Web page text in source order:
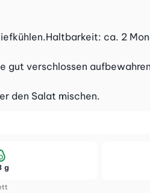
ca. 2
gut verschlossen
den Salat mischen.
g